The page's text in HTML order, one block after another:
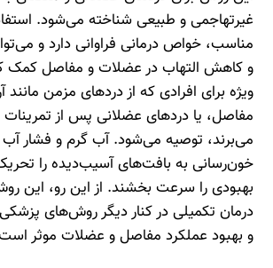
غیرتهاجمی و طبیعی شناخته می‌شود.
مناسب، خواص درمانی فراوانی دارد و
و کاهش التهاب در عضلات و مفاصل کمک
ویژه برای افرادی که از دردهای مزمن مانند
مفاصل، یا دردهای عضلانی پس از
می‌برند، توصیه می‌شود. آب گرم و فشار آب
خون‌رسانی به بافت‌های آسیب‌دیده را
بهبودی را سرعت بخشند. از این رو، این
درمان تکمیلی در کنار دیگر روش‌های
و بهبود عملکرد مفاصل و عضلات موثر